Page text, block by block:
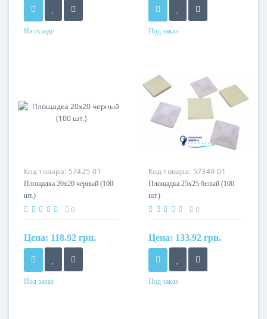
На складе Под заказ
Код товара: 57425-01
Площадка 20х20 черный (100
шт.)
0
Цена: 118.92 грн.
Под заказ
Код товара: 57349-01
Площадка 25х25 белый (100
шт.)
0
Цена: 133.92 грн.
Под заказ